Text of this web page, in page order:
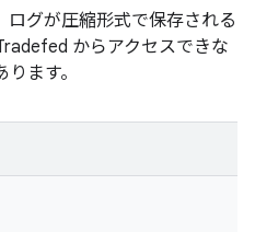
グが圧縮形式で保存される
からアクセスできな
ます。